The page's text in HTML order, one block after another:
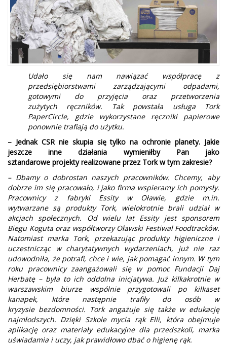
Udało się nam nawiązać współpracę z
przedsiębiorstwami zarządzającymi odpadami,
gotowymi do przyjęcia oraz przetworzenia
zużytych ręczników. Tak powstała usługa Tork
PaperCircle, gdzie wykorzystane ręczniki papierowe
ponownie trafiają do użytku.
– Jednak CSR nie skupia się tylko na ochronie planety. Jakie
jeszcze inne działania wymieniłby Pan jako
sztandarowe projekty realizowane przez Tork w tym zakresie?
– Dbamy o dobrostan naszych pracowników. Chcemy, aby
dobrze im się pracowało, i jako firma wspieramy ich pomysły.
Pracownicy z fabryki Essity w Oławie, gdzie m.in.
wytwarzane są produkty Tork, wielokrotnie brali udział w
akcjach społecznych. Od wielu lat Essity jest sponsorem
Biegu Koguta oraz współtworzy Oławski Festiwal Foodtracków.
Natomiast marka Tork, przekazując produkty higieniczne i
uczestnicząc w charytatywnych wydarzeniach, już nie raz
udowodniła, że potrafi, chce i wie, jak pomagać innym. W tym
roku pracownicy zaangażowali się w pomoc Fundacji Daj
Herbatę – była to ich oddolna inicjatywa. Już kilkakrotnie w
warszawskim biurze wspólnie przygotowali po kilkaset
kanapek, które następnie trafiły do osób w
kryzysie bezdomności. Tork angażuje się także w edukację
najmłodszych. Dzięki Szkole mycia rąk Elli, która obejmuje
aplikację oraz materiały edukacyjne dla przedszkoli, marka
uświadamia i uczy, jak prawidłowo dbać o higienę rąk.